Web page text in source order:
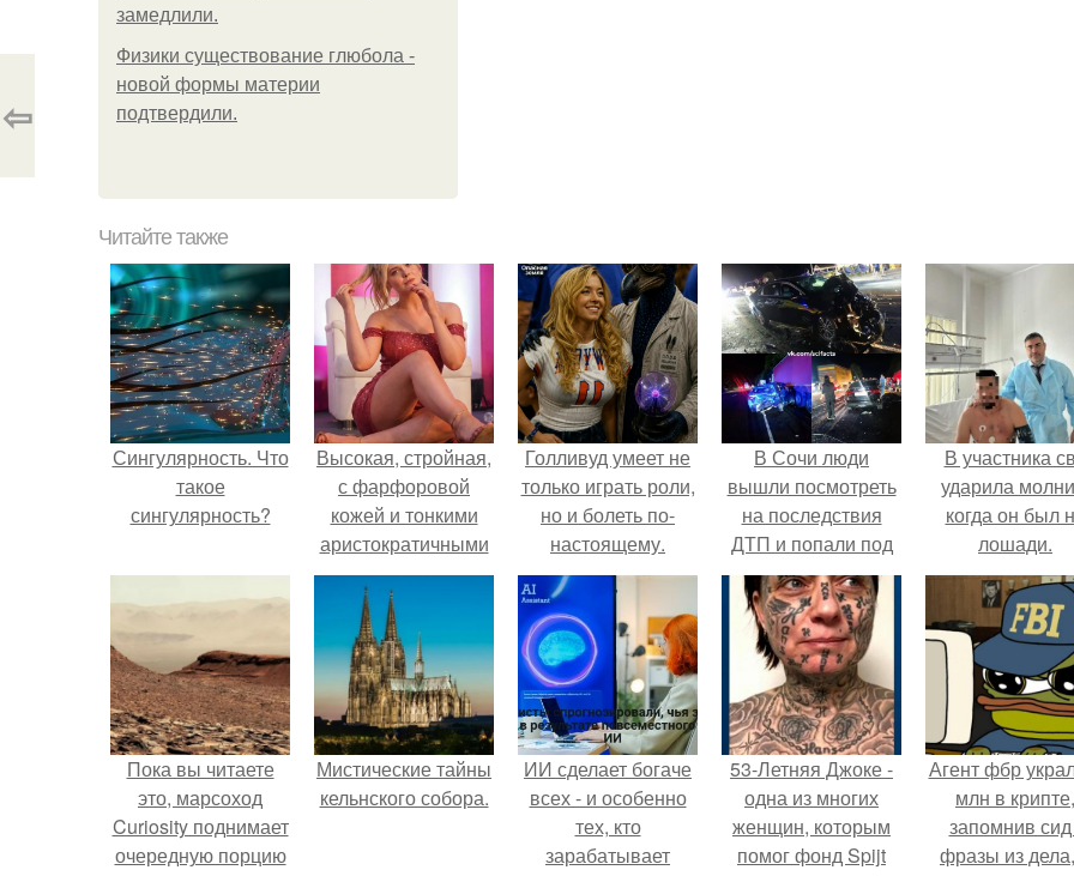
замедлили.
Физики существование глюбола -
новой формы материи
подтвердили.
⇦
Читайте также
Сингулярность. Что
такое
сингулярность?
Высокая, стройная,
с фарфоровой
кожей и тонкими
аристократичными
чертами, эль
выглядит так, будто
сошла с полотна
художника.
Голливуд умеет не
только играть роли,
но и болеть по-
настоящему.
В Сочи люди
вышли посмотреть
на последствия
ДТП и попали под
колеса своей
машины.
В участника
ударила
когда он был
лошади.
Пока вы читаете
это, марсоход
Curiosity поднимает
очередную порцию
Мистические тайны
кельнского собора.
ИИ сделает богаче
всех - и особенно
тех, кто
зарабатывает
53-Летняя Джоке -
одна из многих
женщин, которым
помог фонд Spijt
Агент фбр
млн в крипте,
запомнив
фразы из